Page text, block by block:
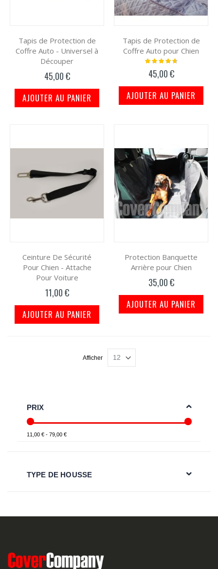
Tapis de Protection de
Coffre Auto - Universel à
Découper
45,00 €
AJOUTER AU PANIER
Tapis de Protection de
Coffre Auto pour Chien
Notation:
45,00 €
AJOUTER AU PANIER
Ceinture De Sécurité
Pour Chien - Attache
Pour Voiture
11,00 €
AJOUTER AU PANIER
Protection Banquette
Arrière pour Chien
35,00 €
AJOUTER AU PANIER
Afficher
PRIX
11,00 € - 79,00 €
TYPE DE HOUSSE